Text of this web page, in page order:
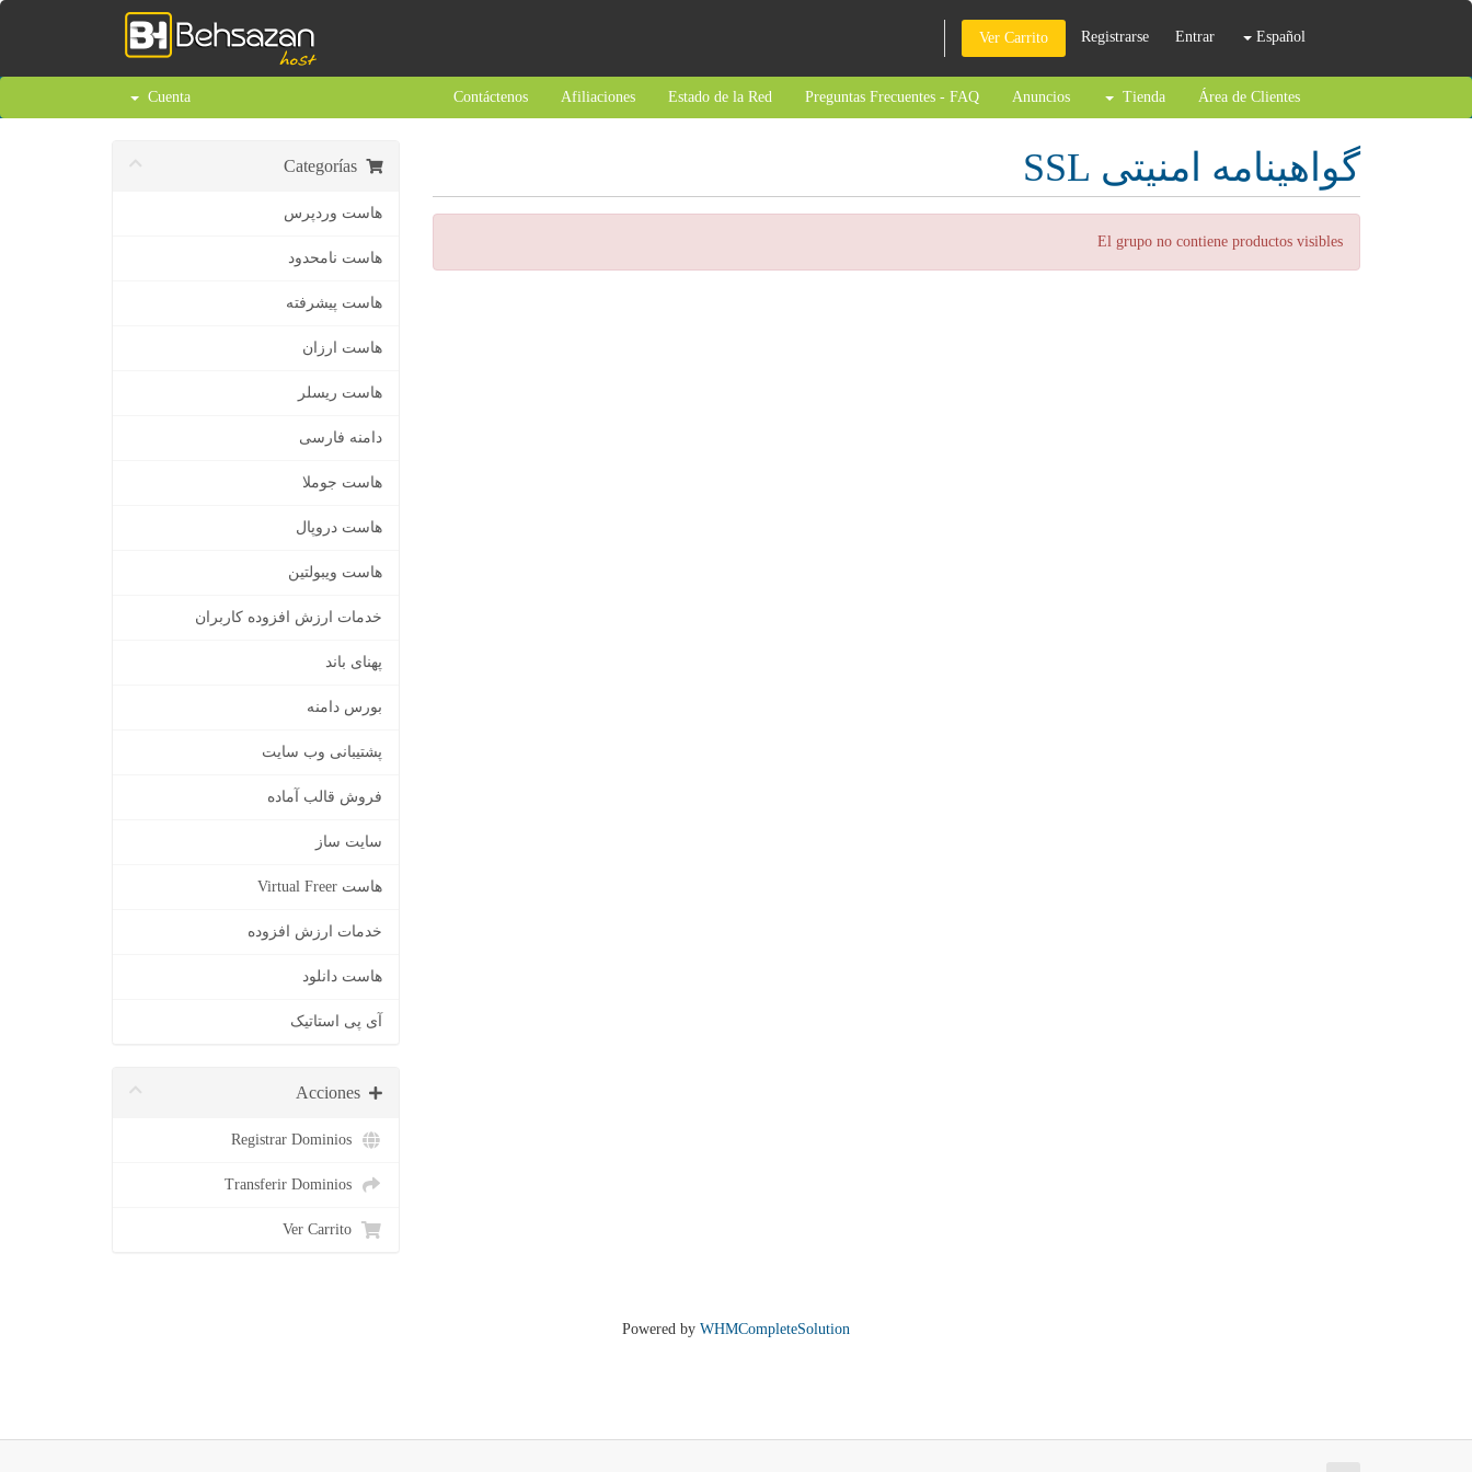
Español
Entrar
Registrarse
Ver Carrito
Área de Clientes
Tienda
Anuncios
Preguntas Frecuentes - FAQ
Estado de la Red
Afiliaciones
Contáctenos
Cuenta
Categorías
هاست وردپرس
هاست نامحدود
هاست پیشرفته
هاست ارزان
هاست ریسلر
دامنه فارسی
هاست جوملا
هاست دروپال
هاست ویبولتین
خدمات ارزش افزوده کاربران
پهنای باند
بورس دامنه
پشتیبانی وب سایت
فروش قالب آماده
سایت ساز
هاست Virtual Freer
خدمات ارزش افزوده
هاست دانلود
آی پی استاتیک
Acciones
Registrar Dominios
Transferir Dominios
Ver Carrito
گواهینامه امنیتی SSL
El grupo no contiene productos visibles
Powered by WHMCompleteSolution